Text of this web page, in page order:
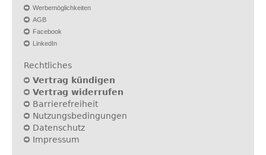
Werbemöglichkeiten
AGB
Facebook
LinkedIn
Rechtliches
Vertrag kündigen
Vertrag widerrufen
Barrierefreiheit
Nutzungsbedingungen
Datenschutz
Impressum